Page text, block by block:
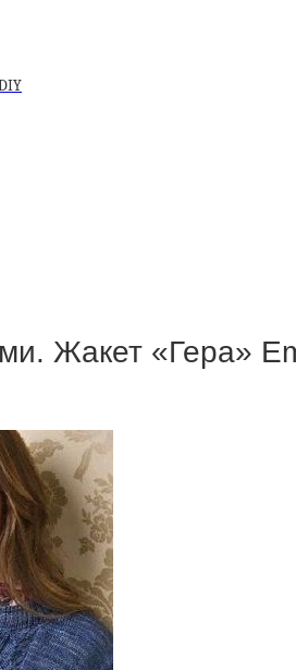
Жакет «Гера»